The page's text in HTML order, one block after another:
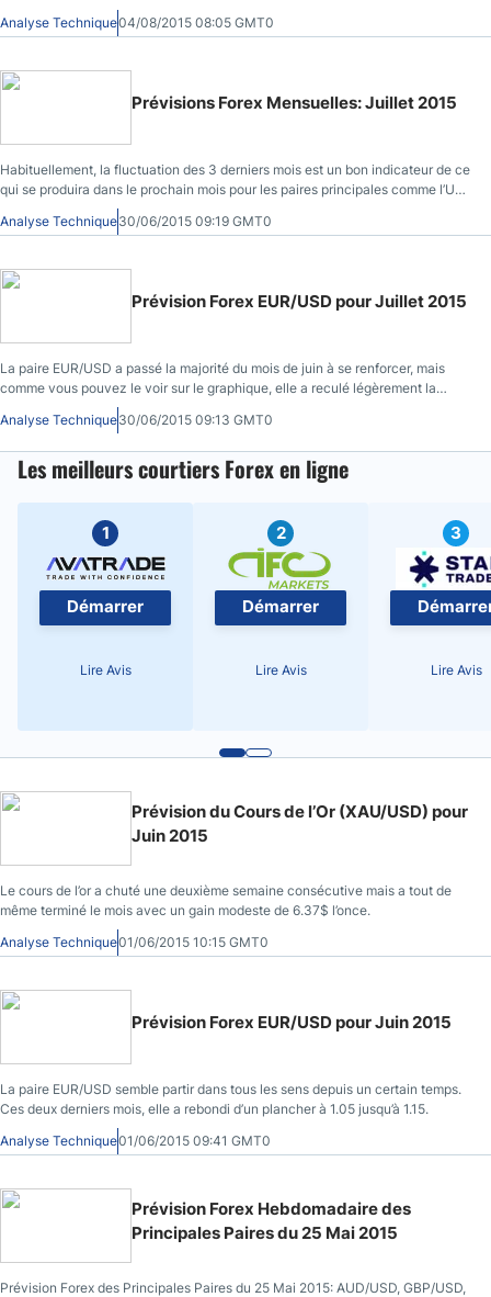
semble bloquée entre 1.08 et 1.12.
Analyse Technique04/08/2015 08:05 GMT0
Prévisions Forex Mensuelles: Juillet 2015
Habituellement, la fluctuation des 3 derniers mois est un bon indicateur de ce
qui se produira dans le prochain mois pour les paires principales comme l’USD
Analyse Technique30/06/2015 09:19 GMT0
Prévision Forex EUR/USD pour Juillet 2015
La paire EUR/USD a passé la majorité du mois de juin à se renforcer, mais
comme vous pouvez le voir sur le graphique, elle a reculé légèrement la
semaine dernière avec une pause de l’euro.
Analyse Technique30/06/2015 09:13 GMT0
Les meilleurs courtiers Forex en ligne
1
Démarrer
Lire Avis
2
Démarrer
Lire Avis
3
Lire Avis
Prévision du Cours de l’Or (XAU/USD) pour
Juin 2015
Le cours de l’or a chuté une deuxième semaine consécutive mais a tout de
même terminé le mois avec un gain modeste de 6.37$ l’once.
Analyse Technique01/06/2015 10:15 GMT0
Prévision Forex EUR/USD pour Juin 2015
La paire EUR/USD semble partir dans tous les sens depuis un certain temps.
Ces deux derniers mois, elle a rebondi d’un plancher à 1.05 jusqu’à 1.15.
Analyse Technique01/06/2015 09:41 GMT0
Prévision Forex Hebdomadaire des
Principales Paires du 25 Mai 2015
Prévision Forex des Principales Paires du 25 Mai 2015: AUD/USD, GBP/USD,